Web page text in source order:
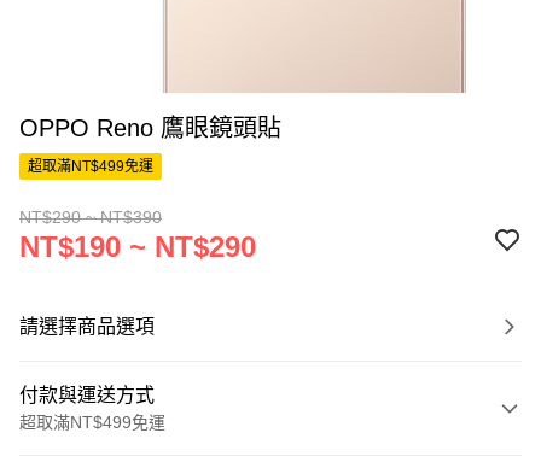
OPPO Reno 鷹眼鏡頭貼
超取滿NT$499免運
NT$290 ~ NT$390
NT$190 ~ NT$290
請選擇商品選項
付款與運送方式
超取滿NT$499免運